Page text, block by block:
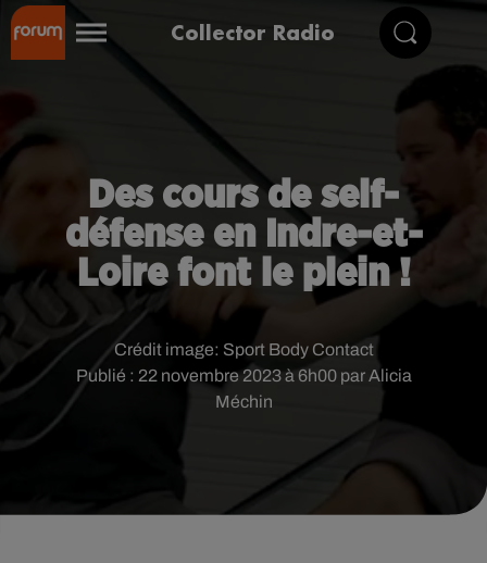
Collector Radio
Des cours de self-
défense en Indre-et-
Loire font le plein !
Publié : 22 novembre 2023 à 6h00 par Alicia
Méchin
Crédit image: Sport Body Contact